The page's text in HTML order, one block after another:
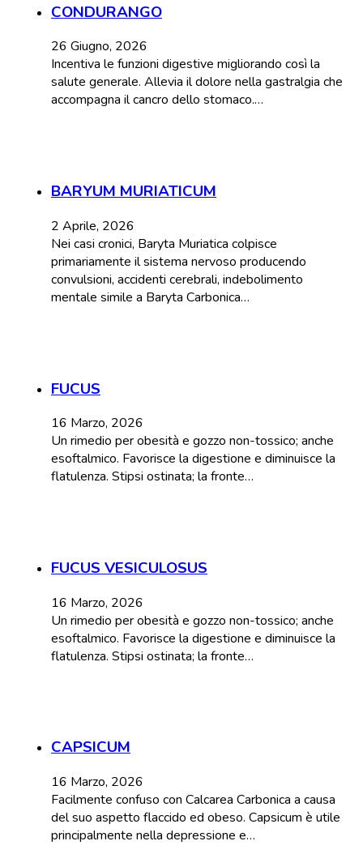
CONDURANGO
26 Giugno, 2026
Incentiva le funzioni digestive migliorando così la
salute generale. Allevia il dolore nella gastralgia che
accompagna il cancro dello stomaco.…
BARYUM MURIATICUM
2 Aprile, 2026
Nei casi cronici, Baryta Muriatica colpisce
primariamente il sistema nervoso producendo
convulsioni, accidenti cerebrali, indebolimento
mentale simile a Baryta Carbonica…
FUCUS
16 Marzo, 2026
Un rimedio per obesità e gozzo non-tossico; anche
esoftalmico. Favorisce la digestione e diminuisce la
flatulenza. Stipsi ostinata; la fronte…
FUCUS VESICULOSUS
16 Marzo, 2026
Un rimedio per obesità e gozzo non-tossico; anche
esoftalmico. Favorisce la digestione e diminuisce la
flatulenza. Stipsi ostinata; la fronte…
CAPSICUM
16 Marzo, 2026
Facilmente confuso con Calcarea Carbonica a causa
del suo aspetto flaccido ed obeso. Capsicum è utile
principalmente nella depressione e…